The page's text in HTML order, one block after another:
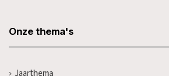
Onze thema's